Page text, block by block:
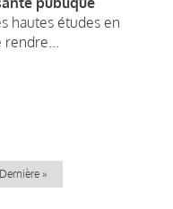
hautes études en
Dernière
Dernière »